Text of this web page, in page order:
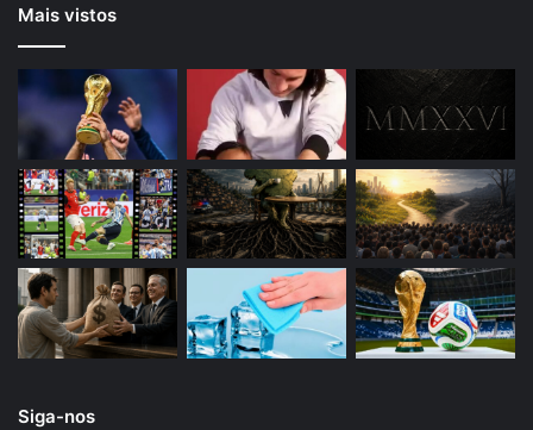
Mais vistos
Siga-nos